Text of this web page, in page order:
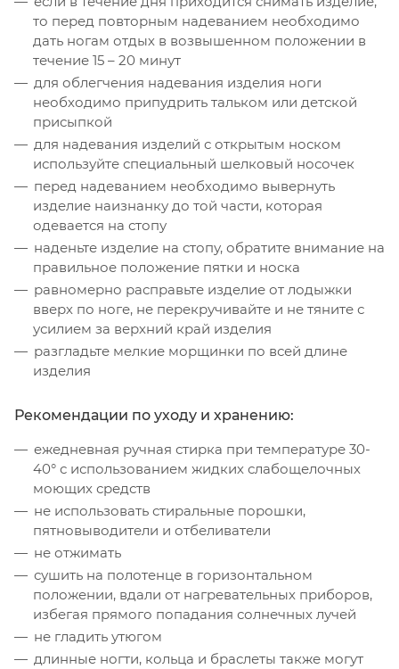
то перед повторным надеванием необходимо
дать ногам отдых в возвышенном положении в
течение 15 – 20 минут
для облегчения надевания изделия ноги
необходимо припудрить тальком или детской
присыпкой
для надевания изделий с открытым носком
используйте специальный шелковый носочек
перед надеванием необходимо вывернуть
изделие наизнанку до той части, которая
одевается на стопу
наденьте изделие на стопу, обратите внимание на
правильное положение пятки и носка
равномерно расправьте изделие от лодыжки
вверх по ноге, не перекручивайте и не тяните с
усилием за верхний край изделия
разгладьте мелкие морщинки по всей длине
изделия
Рекомендации по уходу и хранению:
ежедневная ручная стирка при температуре 30-
40° с использованием жидких слабощелочных
моющих средств
не использовать стиральные порошки,
пятновыводители и отбеливатели
не отжимать
сушить на полотенце в горизонтальном
положении, вдали от нагревательных приборов,
избегая прямого попадания солнечных лучей
не гладить утюгом
длинные ногти, кольца и браслеты также могут